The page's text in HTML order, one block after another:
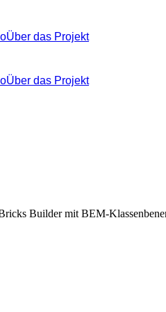
Über das Projekt
Über das Projekt
Tool in der Übersicht
Builder mit BEM-